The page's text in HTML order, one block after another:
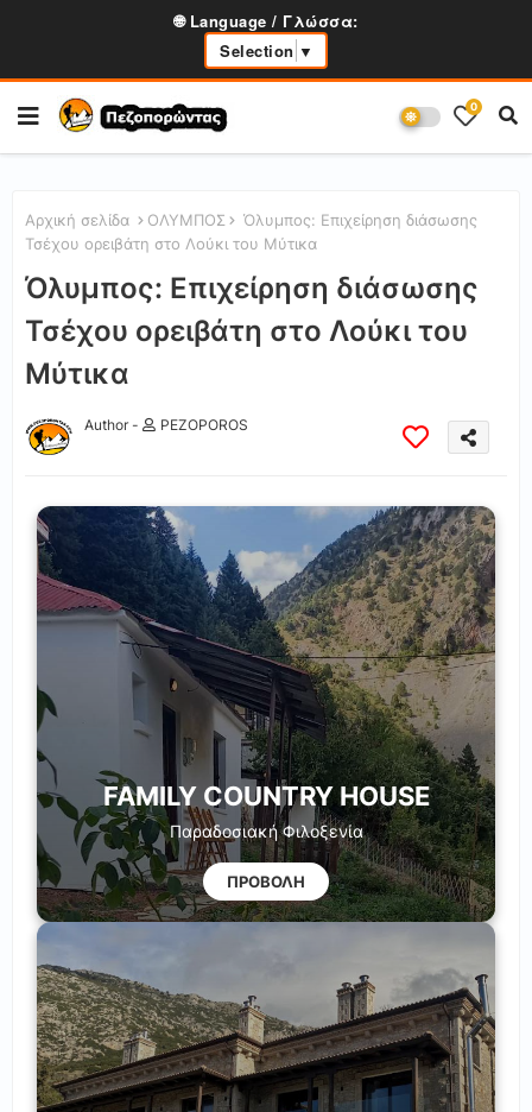
🌐 Language / Γλώσσα:
Selection ▼
0
Αρχική σελίδα ΟΛΥΜΠΟΣ
Όλυμπος: Επιχείρηση διάσωσης
Τσέχου ορειβάτη στο Λούκι του Μύτικα
Όλυμπος: Επιχείρηση διάσωσης
Τσέχου ορειβάτη στο Λούκι του
Μύτικα
Author - PEZOPOROS
FAMILY COUNTRY HOUSE
Παραδοσιακή Φιλοξενία
ΠΡΟΒΟΛΗ